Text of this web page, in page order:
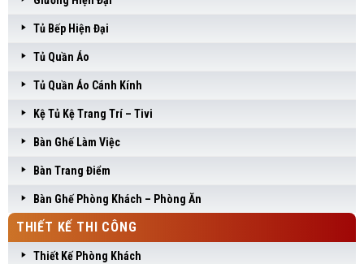
Tủ Bếp Hiện Đại
Tủ Quần Áo
Tủ Quần Áo Cánh Kính
Kệ Tủ Kệ Trang Trí – Tivi
Bàn Ghế Làm Việc
Bàn Trang Điểm
Bàn Ghế Phòng Khách – Phòng Ăn
THIẾT KẾ THI CÔNG
Thiết Kế Phòng Khách